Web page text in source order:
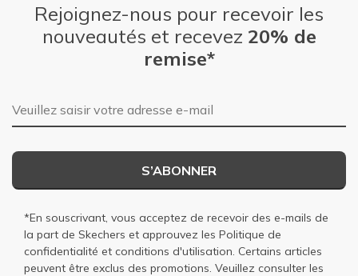
Rejoignez-nous pour recevoir les
nouveautés et recevez 20% de
remise*
Adresse e-mail
S’ABONNER
*En souscrivant, vous acceptez de recevoir des e-mails de
la part de Skechers et approuvez les Politique de
confidentialité et conditions d'utilisation . Certains articles
peuvent être exclus des promotions. Veuillez consulter les